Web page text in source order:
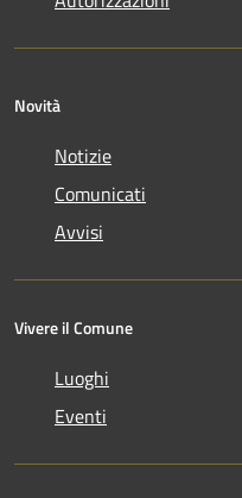
Novità
Notizie
Comunicati
Avvisi
Vivere il Comune
Luoghi
Eventi